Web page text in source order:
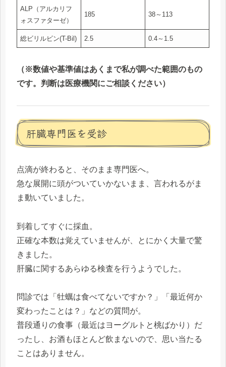
ALP（アルカリフ
ォスファターゼ）
185 38～113
総ビリルビン(T-Bil) 2.5 0.4～1.5
（※数値や基準値はあくまで私が調べた範囲のもの
です。判断は医療機関にご相談ください）
肝臓専門医を受診
点滴が終わると、そのまま専門医へ。
急な展開に頭がついていかないまま、言われるがま
ま動いていました。
到着してすぐに採血。
正確な本数は覚えていませんが、とにかく大量で驚
きました。
肝臓に関するあらゆる検査を行うようでした。
問診では「牡蠣は食べてないですか？」「最近何か
変わったことは？」などの質問が。
普段通りの食事（最近はヨーグルトと桃ばかり）だ
ったし、お酒もほとんど飲まないので、思い当たる
ことはありません。